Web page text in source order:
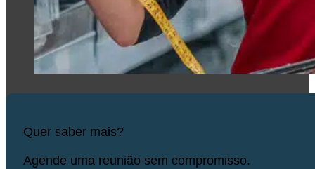
Quer saber mais?
Agende uma reunião sem compromisso.